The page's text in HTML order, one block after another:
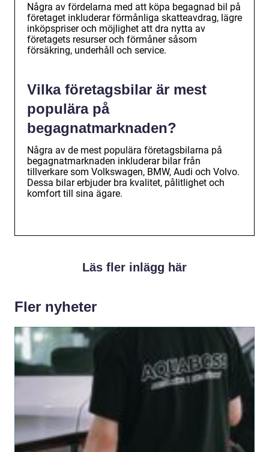
Några av fördelarna med att köpa begagnad bil på
företaget inkluderar förmånliga skatteavdrag, lägre
inköpspriser och möjlighet att dra nytta av
företagets resurser och förmåner såsom
försäkring, underhåll och service.
Vilka företagsbilar är mest
populära på
begagnatmarknaden?
Några av de mest populära företagsbilarna på
begagnatmarknaden inkluderar bilar från
tillverkare som Volkswagen, BMW, Audi och Volvo.
Dessa bilar erbjuder bra kvalitet, pålitlighet och
komfort till sina ägare.
Läs fler inlägg här
Fler nyheter